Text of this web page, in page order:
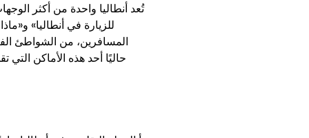
تُعد أنطاليا واحدة من أكثر
للزيارة في أنطاليا»
المسافرين، من الشواطئ